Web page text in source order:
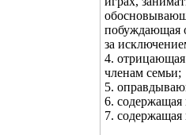
побуждающая
за
4.
членам семьи;
5.
6. содержащая
7.